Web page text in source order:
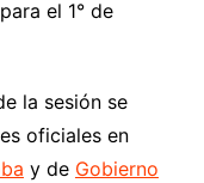
el 1° de
la sesión se
oficiales en
y de Gobierno